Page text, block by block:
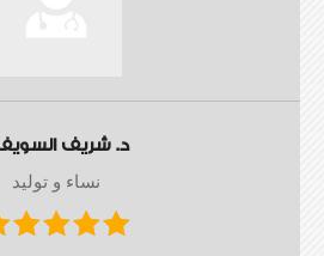
د. شريف
نساء و توليد